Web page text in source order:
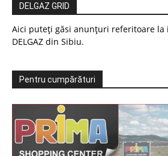
DELGAZ GRID
Aici puteți găsi anunțuri referitoare
DELGAZ din Sibiu.
Pentru cumpărături